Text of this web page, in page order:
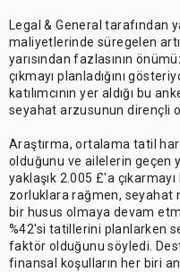
Legal & General tarafından
maliyetlerinde süregelen
yarısından fazlasının
çıkmayı planladığını
katılımcının yer aldığı bu
seyahat arzusunun dirençli
Araştırma, ortalama tatil
olduğunu ve ailelerin geçen
yaklaşık 2.005 £'a
zorluklara rağmen, seyahat
bir husus olmaya devam
%42'si tatillerini planlarken
faktör olduğunu söyledi.
finansal koşulların her biri